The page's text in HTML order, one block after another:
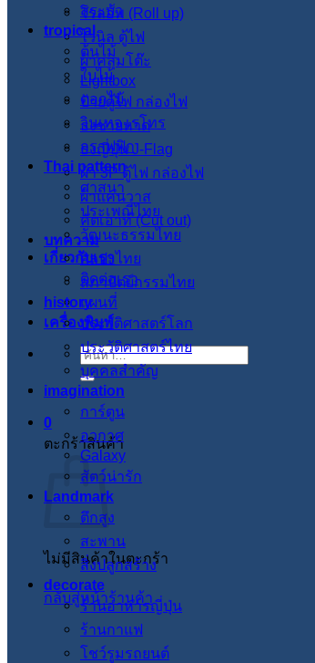
โรลอัพ (Roll up)
ไวนิล ตู้ไฟ
ผ้าคลุมโต๊ะ
Lightbox
ป้ายตู้ไฟ กล่องไฟ
ธงชายหาด
ธงญี่ปุ่น J-Flag
ผ้า 3P ตู้ไฟ กล่องไฟ
ผ้าแคนวาส
คัตเอาท์ (Cut out)
บทความ
เกี่ยวกับเรา
ติดต่อเรา
แผนที่
เครื่องพิมพ์
ค้นหา:
0
ตะกร้าสินค้า
ไม่มีสินค้าในตะกร้า
กลับสู่หน้าร้านค้า
สระบัว
tropical
ต้นไม้
ใบไม้
ดอกไม้
วินเทจ เรโทร
กราฟฟิก
Thai pattern
ศาสนา
ประเพณีไทย
วัฒนะธรรมไทย
ศิลปะไทย
สภาปัตย์กรรมไทย
history
ประวัติศาสตร์โลก
ประวัติศาสตร์ไทย
บุคคลสำคัญ
imagination
การ์ตูน
อวกาศ
Galaxy
สัตว์น่ารัก
Landmark
ตึกสูง
สะพาน
สิ่งปลูกสร้าง
decorate
ร้านอาหารญี่ปุ่น
ร้านกาแฟ
โชว์รูมรถยนต์